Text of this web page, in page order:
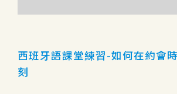
西班牙語課堂練習-如何在約會
刻